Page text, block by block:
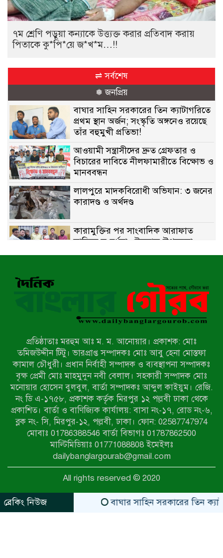
৭ম শ্রেণি পড়ুয়া কন্যাকে উত্ত্যক্ত করার প্রতিবাদ করায়
পিতাকে কু*পি*য়ে জ*খ*ম…!!
⇌ সর্বশেষ
❅ জনপ্রিয়
বাঘার সাহিন সরকারের তিন ক্যাটাগরিতে
প্রথম স্থান অর্জন; সংস্কৃতি অঙ্গনেও রয়েছে
তাঁর বহুমুখী প্রতিভা!
আওয়ামী সন্ত্রাসীদের দ্রুত গ্রেফতার ও
বিচারের দাবিতে নীলফামারীতে বিক্ষোভ ও
মানববন্ধন
লালপুরে মাদকবিরোধী অভিযান: ৩ জনের
কারাদণ্ড ও অর্থদণ্ড
কারামুক্তির পর সাংবাদিক আরাফাত
সানিকে সংবর্ধনা, টেকনাফ উপজেলা
প্রেসক্লাবের ফুলেল শুভেচ্ছা
মিয়ানমারের সীমান্তে স্থলমাইন বিস্ফোরণ:
উখিয়ার এক যুবকের পা বিচ্ছিন্ন
৭ম শ্রেণি পড়ুয়া কন্যাকে উত্ত্যক্ত করার
প্রতিবাদ করায় পিতাকে কু*পি*য়ে
জ*খ*ম…!!
জুলাই গণঅভ্যুত্থান দিবস-২০২৬ উপলক্ষে
নীলফামারীতে শহিদদের স্মরণে দোয়া
মাহফিল ও আলোচনা সভা অনুষ্ঠিত
বেলকুচিতে বজ্রপাতে শিক্ষার্থীর মৃত্যু
বেলকুচিতে গণঅভ্যুত্থান দিবসে ইসলামী
আন্দোলনের গণমিছিল ও গণহত্যার
বিচারের দাবি
প্রতিষ্ঠাতাঃ মরহুম আঃ ম. ম. আনোয়ার। প্রকাশক: মোঃ
তমিজউদ্দীন টিটু। ভারপ্রাপ্ত সম্পাদকঃ মোঃ আবু হেনা মোস্তফা
কামাল চৌধুরী। প্রধান নির্বাহী সম্পাদক ও ব্যবস্থাপনা সম্পাদকঃ
বৃক্ষ প্রেমী মোঃ মাহমুদুন নবী বেলাল। সহকারী সম্পাদক মোঃ
মনোয়ার হোসেন বুলবুল, বার্তা সম্পাদকঃ আব্দুল কাইয়ুম। রেজি.
নং ডি এ-১৭৫৮, প্রকাশক কর্তৃক মিরপুর ১২ পল্লবী ঢাকা থেকে
প্রকাশিত। বার্তা ও বাণিজ্যিক কার্যালয়: বাসা নং-১৭, রোড নং-৬,
ব্লক নং- সি, মিরপুর-১২, পল্লবী, ঢাকা। ফোন: 02587747974
মোবাঃ 01786388546 বার্তা বিভাগঃ 01787862500
মাল্টিমিডিয়াঃ 01771088808 ইমেইলঃ
dailybanglargourab@gmail.com
All rights reserved © 2020
ব্রেকিং নিউজ
বাঘার সাহিন সরকারের তিন